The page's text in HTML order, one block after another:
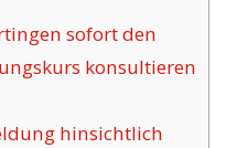
sofort den
konsultieren
hinsichtlich